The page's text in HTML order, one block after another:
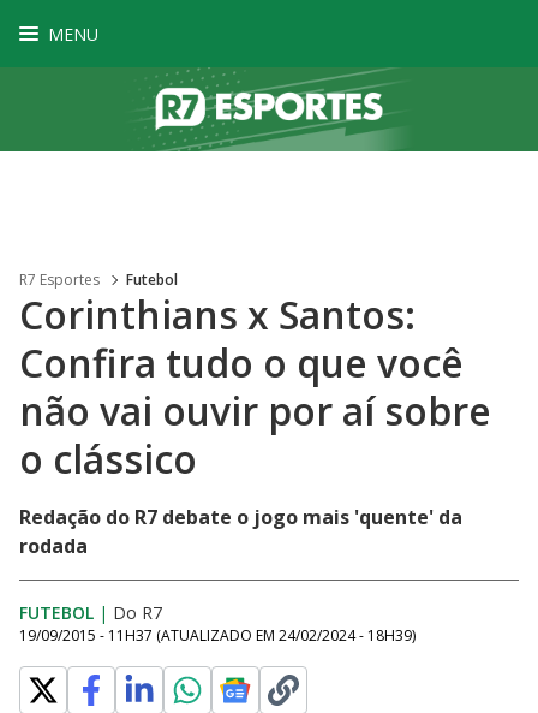
MENU
R7 Esportes Futebol
Corinthians x Santos:
Confira tudo o que você
não vai ouvir por aí sobre
o clássico
Redação do R7 debate o jogo mais 'quente' da
rodada
FUTEBOL | Do R7
19/09/2015 - 11H37 (ATUALIZADO EM 24/02/2024 - 18H39)